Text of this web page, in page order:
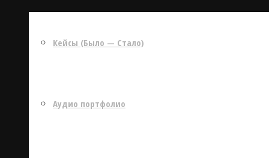
Кейсы (Было — Стало)
Аудио портфолио